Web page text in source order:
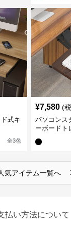
式キ
全3色
¥7,580 (
パソコンス
ーボードト
気アイテム一覧へ
払い方法について